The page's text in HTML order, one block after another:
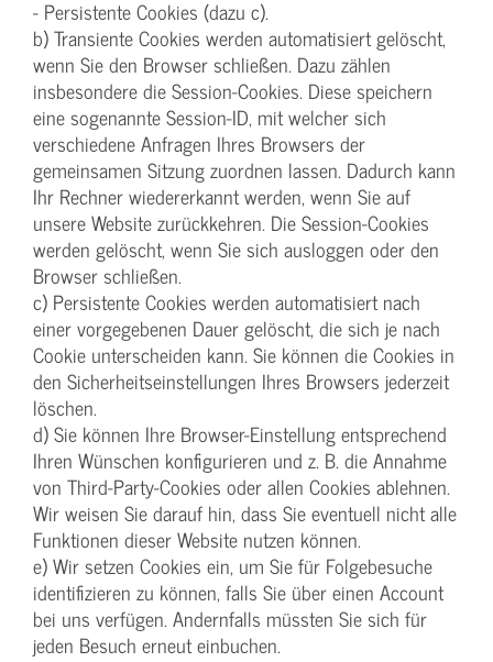
- Persistente Cookies (dazu c).
b) Transiente Cookies werden automatisiert gelöscht,
wenn Sie den Browser schließen. Dazu zählen
insbesondere die Session-Cookies. Diese speichern
eine sogenannte Session-ID, mit welcher sich
verschiedene Anfragen Ihres Browsers der
gemeinsamen Sitzung zuordnen lassen. Dadurch kann
Ihr Rechner wiedererkannt werden, wenn Sie auf
unsere Website zurückkehren. Die Session-Cookies
werden gelöscht, wenn Sie sich ausloggen oder den
Browser schließen.
c) Persistente Cookies werden automatisiert nach
einer vorgegebenen Dauer gelöscht, die sich je nach
Cookie unterscheiden kann. Sie können die Cookies in
den Sicherheitseinstellungen Ihres Browsers jederzeit
löschen.
d) Sie können Ihre Browser-Einstellung entsprechend
Ihren Wünschen konfigurieren und z. B. die Annahme
von Third-Party-Cookies oder allen Cookies ablehnen.
Wir weisen Sie darauf hin, dass Sie eventuell nicht alle
Funktionen dieser Website nutzen können.
e) Wir setzen Cookies ein, um Sie für Folgebesuche
identifizieren zu können, falls Sie über einen Account
bei uns verfügen. Andernfalls müssten Sie sich für
jeden Besuch erneut einbuchen.